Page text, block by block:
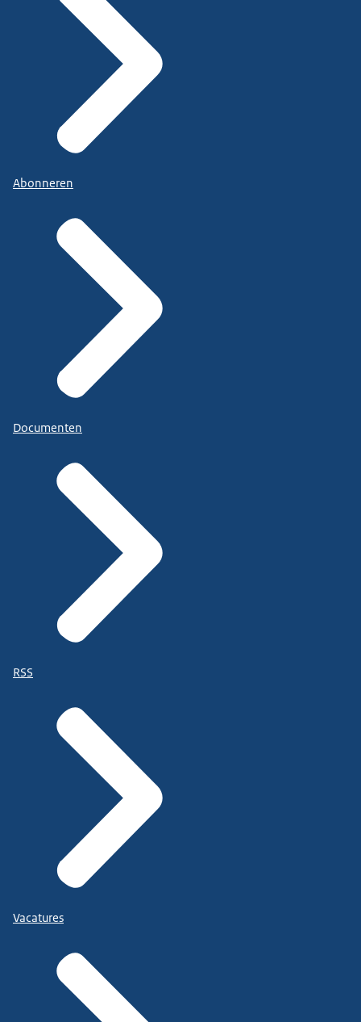
Abonneren
Documenten
RSS
Vacatures